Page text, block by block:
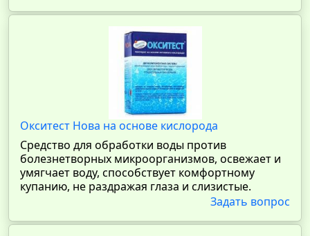
Окситест Нова на основе кислорода
Средство для обработки воды против
болезнетворных микроорганизмов, освежает и
умягчает воду, способствует комфортному
купанию, не раздражая глаза и слизистые.
Задать вопрос